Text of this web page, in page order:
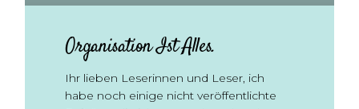
Organisation Ist Alles.
Ihr lieben Leserinnen und Leser, ich
habe noch einige nicht veröffentlichte